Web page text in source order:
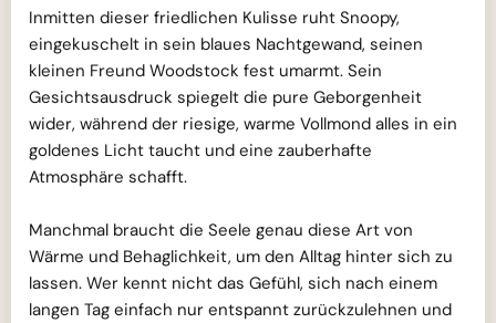
Inmitten dieser friedlichen Kulisse ruht Snoopy,
eingekuschelt in sein blaues Nachtgewand, seinen
kleinen Freund Woodstock fest umarmt. Sein
Gesichtsausdruck spiegelt die pure Geborgenheit
wider, während der riesige, warme Vollmond alles in ein
goldenes Licht taucht und eine zauberhafte
Atmosphäre schafft.
Manchmal braucht die Seele genau diese Art von
Wärme und Behaglichkeit, um den Alltag hinter sich zu
lassen. Wer kennt nicht das Gefühl, sich nach einem
langen Tag einfach nur entspannt zurückzulehnen und